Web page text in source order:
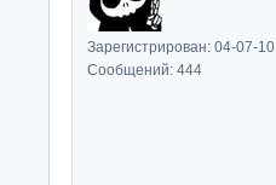
Зарегистрирован: 04-07-10
Сообщений: 444